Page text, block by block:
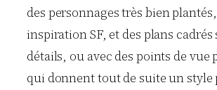
des personnages très bien
inspiration SF, et des plans cadrés
détails, ou avec des points de vue
qui donnent tout de suite un